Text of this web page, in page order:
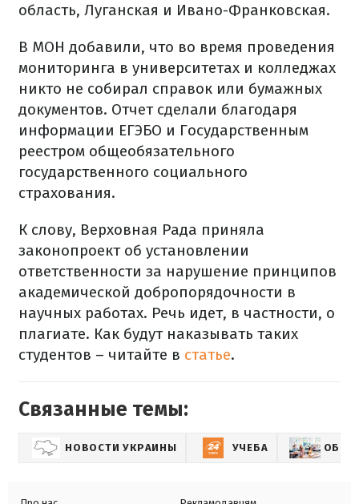
область, Луганская и Ивано-Франковская.
В МОН добавили, что во время проведения
мониторинга в университетах и колледжах
никто не собирал справок или бумажных
документов. Отчет сделали благодаря
информации ЕГЭБО и Государственным
реестром общеобязательного
государственного социального
страхования.
К слову, Верховная Рада приняла
законопроект об установлении
ответственности за нарушение принципов
академической добропорядочности в
научных работах. Речь идет, в частности, о
плагиате. Как будут наказывать таких
студентов – читайте в статье.
Связанные темы:
НОВОСТИ УКРАИНЫ УЧЕБА